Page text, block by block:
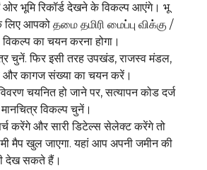
ओर भूमि रिकॉर्ड देखने के विकल्प आएंगे। भू
आपको தமை தமிரி மைப்பு விக்கு /
का चयन करना होगा।
चुनें. फिर इसी तरह उपखंड, राजस्व मंडल,
और कागज संख्या का चयन करें।
चयनित हो जाने पर, सत्यापन कोड दर्ज
विकल्प चुनें।
करेंगे और सारी डिटेल्स सेलेक्ट करेंगे तो
मैप खुल जाएगा. यहां आप अपनी जमीन की
देख सकते हैं।